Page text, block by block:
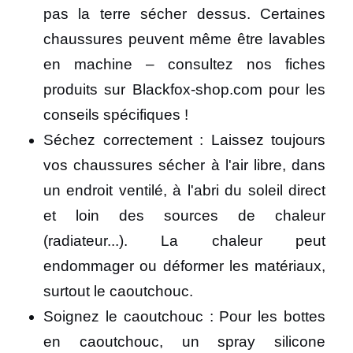
pas la terre sécher dessus. Certaines
chaussures peuvent même être lavables
en machine – consultez nos fiches
produits sur Blackfox-shop.com pour les
conseils spécifiques !
Séchez correctement : Laissez toujours
vos chaussures sécher à l'air libre, dans
un endroit ventilé, à l'abri du soleil direct
et loin des sources de chaleur
(radiateur...). La chaleur peut
endommager ou déformer les matériaux,
surtout le caoutchouc.
Soignez le caoutchouc : Pour les bottes
en caoutchouc, un spray silicone